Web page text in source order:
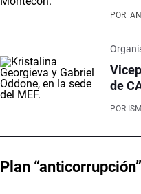
POR
de
POR
Plan “anticorrupción”